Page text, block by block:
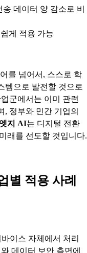
데이터 양 감소로 비
게 적용 가능
를 넘어서, 스스로 학
템으로 발전할 것으로
군에서는 이미 관련
, 정부와 민간 기업의
엣지 AI는 디지털 전환
래를 선도할 것입니다.
별 적용 사례
이스 자체에서 처리
데이터 보안 측면에